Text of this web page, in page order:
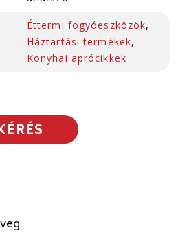
Éttermi fogyóeszközök,
Háztartási termékek,
Konyhai aprócikkek